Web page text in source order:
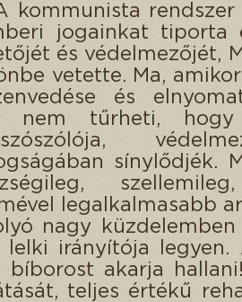
kommunista rendszer
jogainkat tiporta
és védelmezőjét,
vetette. Ma,
és
nem tűrheti, hogy
sínylődjék.
legalkalmasabb
nagy
lelki irányítója legyen.
bíborost akarja
teljes értékű